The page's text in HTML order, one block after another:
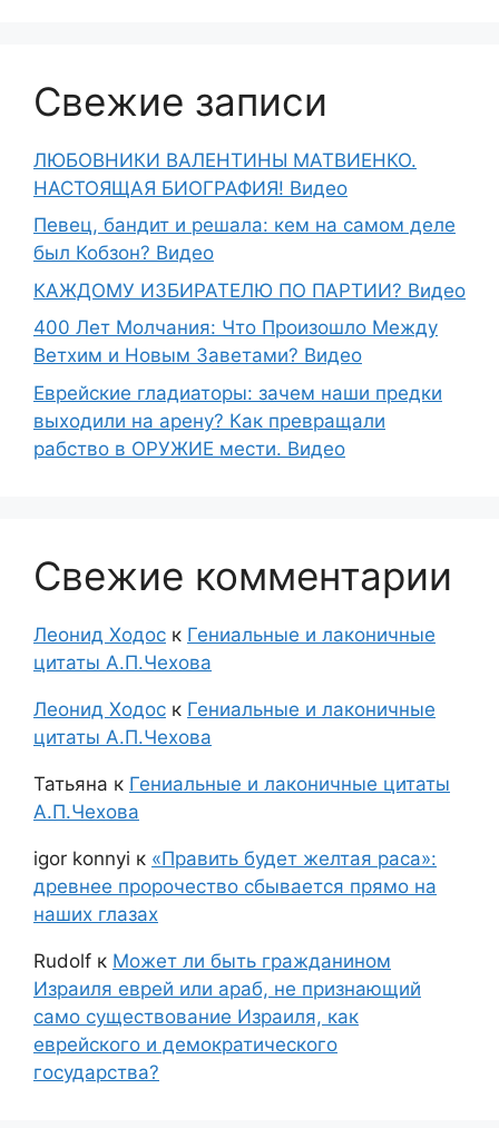
Свежие записи
ЛЮБОВНИКИ ВАЛЕНТИНЫ МАТВИЕНКО.
НАСТОЯЩАЯ БИОГРАФИЯ! Видео
Певец, бандит и решала: кем на самом деле
был Кобзон? Видео
КАЖДОМУ ИЗБИРАТЕЛЮ ПО ПАРТИИ? Видео
400 Лет Молчания: Что Произошло Между
Ветхим и Новым Заветами? Видео
Еврейские гладиаторы: зачем наши предки
выходили на арену? Как превращали
рабство в ОРУЖИЕ мести. Видео
Свежие комментарии
Леонид Ходос к Гениальные и лаконичные
цитаты А.П.Чехова
Леонид Ходос к Гениальные и лаконичные
цитаты А.П.Чехова
Татьяна к Гениальные и лаконичные цитаты
А.П.Чехова
igor konnyi к «Править будет желтая раса»:
древнее пророчество сбывается прямо на
наших глазах
Rudolf к Может ли быть гражданином
Израиля еврей или араб, не признающий
само существование Израиля, как
еврейского и демократического
государства?